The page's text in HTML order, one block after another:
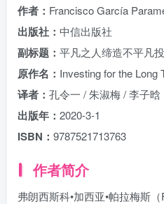
作者： Francisco García
出版社： 中信出版社
副标题： 平凡之人缔造不平凡
原作名： Investing for the Long
译者： 孔令一 / 朱淑梅 / 李子晗
出版年： 2020-3-1
ISBN： 9787521713763
作者简介
弗朗西斯科•加西亚•帕拉梅斯